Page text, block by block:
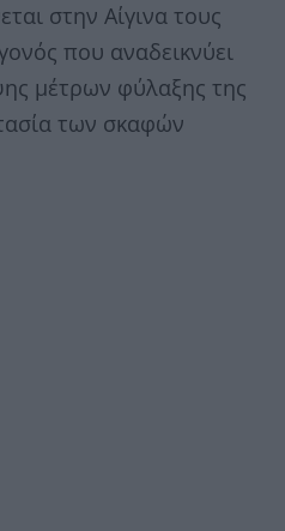
στην Αίγινα τους
που αναδεικνύει
μέτρων φύλαξης της
των σκαφών